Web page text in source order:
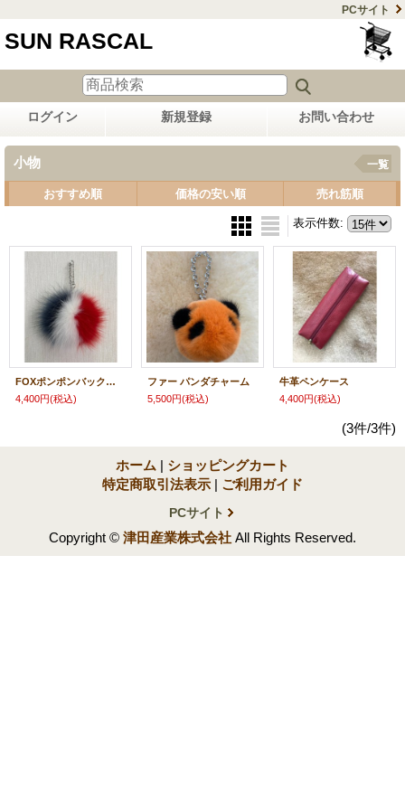
PCサイト
SUN RASCAL
ログイン 新規登録 お問い合わせ
小物 一覧
おすすめ順 価格の安い順 売れ筋順
表示件数:
FOXポンポンバックチャーム
4,400円(税込)
ファー パンダチャーム
5,500円(税込)
牛革ペンケース
4,400円(税込)
(3件/3件)
ホーム | ショッピングカート
特定商取引法表示 | ご利用ガイド
PCサイト
Copyright © 津田産業株式会社 All Rights Reserved.